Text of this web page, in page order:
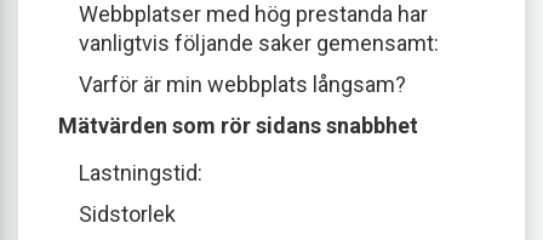
Webbplatser med hög prestanda har
vanligtvis följande saker gemensamt:
Varför är min webbplats långsam?
Mätvärden som rör sidans snabbhet
Lastningstid:
Sidstorlek